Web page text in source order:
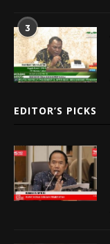
3
EDITOR’S PICKS